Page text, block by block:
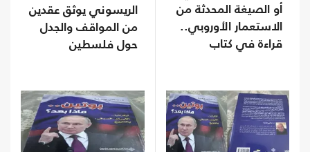
أو الصيغة المحدثة من
الاستعمار الأوروبي..
قراءة في كتاب
الريسوني يوثق عقدين
من المواقف والجدل
حول فلسطين